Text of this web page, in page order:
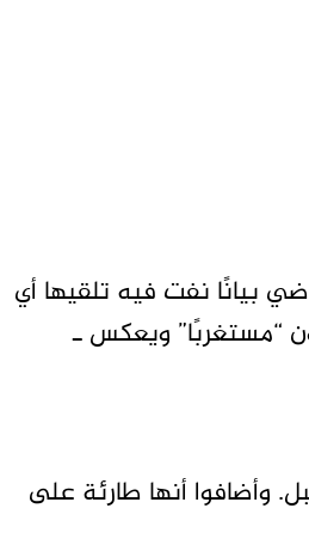
بيانًا نفت فيه تلقيها أي
“مستغربًا” ويعكس ـ
وأضافوا أنها طارئة على